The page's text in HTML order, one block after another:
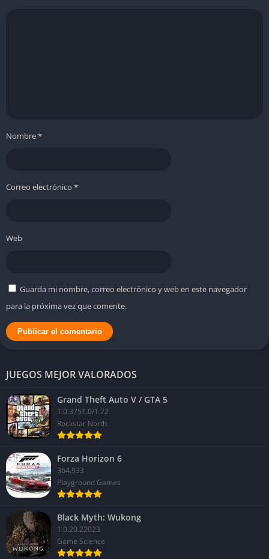
Nombre*
Correo electrónico *
Web
Guarda mi nombre, correo electrónico y web en este navegador
para la próxima vez que comente.
JUEGOS MEJOR VALORADOS
Grand Theft Auto V / GTA 5
1.0.3751.0/1.72
Rockstar North
Forza Horizon 6
364.933
Playground Games
Black Myth: Wukong
1.0.20.22023
Game Science